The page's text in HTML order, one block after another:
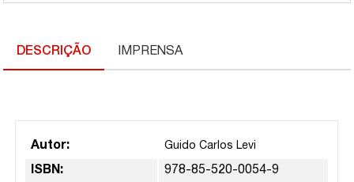
DESCRIÇÃO IMPRENSA
Autor: Guido Carlos Levi
ISBN: 978-85-520-0054-9